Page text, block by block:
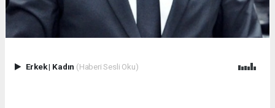
Erkek| Kadın (Haberi Sesli Oku)